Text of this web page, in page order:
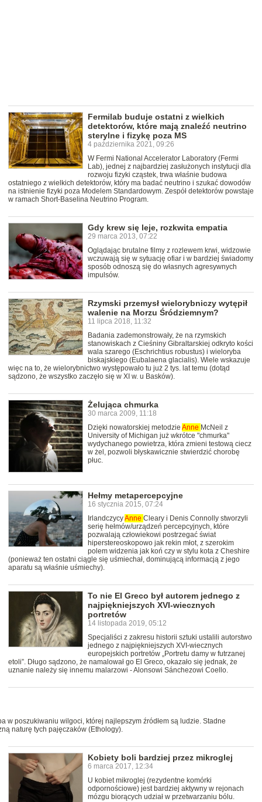
Fermilab buduje ostatni z wielkich
detektorów, które mają znaleźć neutrino
sterylne i fizykę poza MS
4 października 2021, 09:26
W Fermi National Accelerator Laboratory (Fermi
Lab), jednej z najbardziej zasłużonych instytucji dla
rozwoju fizyki cząstek, trwa właśnie budowa
ostatniego z wielkich detektorów, który ma badać neutrino i szukać dowodów
na istnienie fizyki poza Modelem Standardowym. Zespół detektorów powstaje
w ramach Short-Baselina Neutrino Program.
Gdy krew się leje, rozkwita empatia
29 marca 2013, 07:22
Oglądając brutalne filmy z rozlewem krwi, widzowie
wczuwają się w sytuację ofiar i w bardziej świadomy
sposób odnoszą się do własnych agresywnych
impulsów.
Rzymski przemysł wielorybniczy wytępił
walenie na Morzu Śródziemnym?
11 lipca 2018, 11:32
Badania zademonstrowały, że na rzymskich
stanowiskach z Cieśniny Gibraltarskiej odkryto kości
wala szarego (Eschrichtius robustus) i wieloryba
biskajskiego (Eubalaena glacialis). Wiele wskazuje
więc na to, że wielorybnictwo występowało tu już 2 tys. lat temu (dotąd
sądzono, że wszystko zaczęło się w XI w. u Basków).
Żelująca chmurka
30 marca 2009, 11:18
Dzięki nowatorskiej metodzie Anne McNeil z
University of Michigan już wkrótce "chmurka"
wydychanego powietrza, która zmieni testową ciecz
w żel, pozwoli błyskawicznie stwierdzić chorobę
płuc.
Hełmy metapercepcyjne
16 stycznia 2015, 07:24
IrlandczycyAnne Cleary i Denis Connolly stworzyli
serię hełmów/urządzeń percepcyjnych, które
pozwalają człowiekowi postrzegać świat
hiperstereoskopowo jak rekin młot, z szerokim
polem widzenia jak koń czy w stylu kota z Cheshire
(ponieważ ten ostatni ciągle się uśmiechał, dominującą informacją z jego
aparatu są właśnie uśmiechy).
To nie El Greco był autorem jednego z
najpiękniejszych XVI-wiecznych
portretów
14 listopada 2019, 05:12
Specjaliści z zakresu historii sztuki ustalili autorstwo
jednego z najpiękniejszych XVI-wiecznych
europejskich portretów „Portretu damy w futrzanej
etoli”. Długo sądzono, że namalował go El Greco, okazało się jednak, że
uznanie należy się innemu malarzowi - Alonsowi Sánchezowi Coello.
w poszukiwaniu wilgoci, której najlepszym źródłem są ludzie. Stadne
naturę tych pajęczaków (Ethology).
Kobiety boli bardziej przez mikroglej
6 marca 2017, 12:34
U kobiet mikroglej (rezydentne komórki
odpornościowe) jest bardziej aktywny w rejonach
mózgu biorących udział w przetwarzaniu bólu.